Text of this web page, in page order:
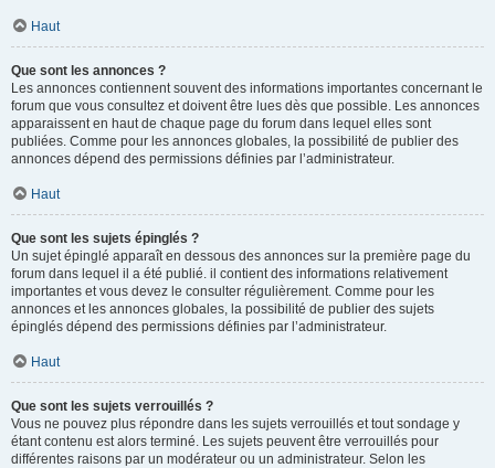
Haut
Que sont les annonces ?
Les annonces contiennent souvent des informations importantes concernant le
forum que vous consultez et doivent être lues dès que possible. Les annonces
apparaissent en haut de chaque page du forum dans lequel elles sont
publiées. Comme pour les annonces globales, la possibilité de publier des
annonces dépend des permissions définies par l’administrateur.
Haut
Que sont les sujets épinglés ?
Un sujet épinglé apparaît en dessous des annonces sur la première page du
forum dans lequel il a été publié. il contient des informations relativement
importantes et vous devez le consulter régulièrement. Comme pour les
annonces et les annonces globales, la possibilité de publier des sujets
épinglés dépend des permissions définies par l’administrateur.
Haut
Que sont les sujets verrouillés ?
Vous ne pouvez plus répondre dans les sujets verrouillés et tout sondage y
étant contenu est alors terminé. Les sujets peuvent être verrouillés pour
différentes raisons par un modérateur ou un administrateur. Selon les